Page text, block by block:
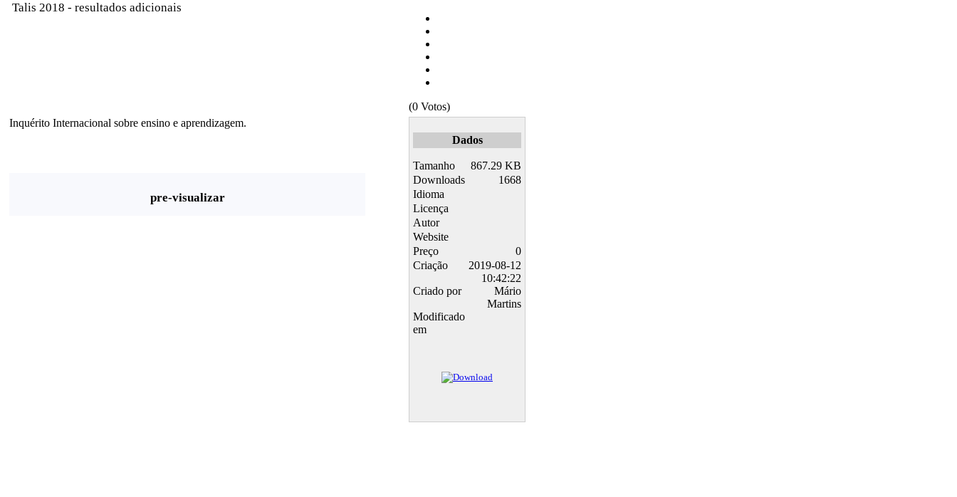
Talis 2018 - resultados adicionais
(0 Votos)
Inquérito Internacional sobre ensino e aprendizagem.
pre-visualizar
Dados
Tamanho
867.29 KB
Downloads
1668
Idioma
Licença
Autor
Website
Preço
0
Criação
2019-08-12
10:42:22
Criado por
Mário
Martins
Modificado
em